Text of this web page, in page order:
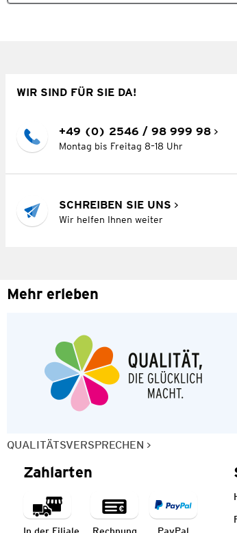
WIR SIND FÜR SIE DA!
+49 (0) 2546 / 98 999 98
Montag bis Freitag 8–18 Uhr
SCHREIBEN SIE UNS
Wir helfen Ihnen weiter
Mehr erleben
QUALITÄTSVERSPRECHEN
Zahlarten